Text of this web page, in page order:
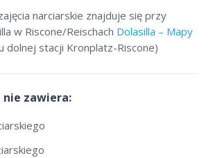
narciarskie znajduje się przy
w Riscone/Reischach Dolasilla – Mapy
dolnej stacji Kronplatz-Riscone)
nie zawiera: